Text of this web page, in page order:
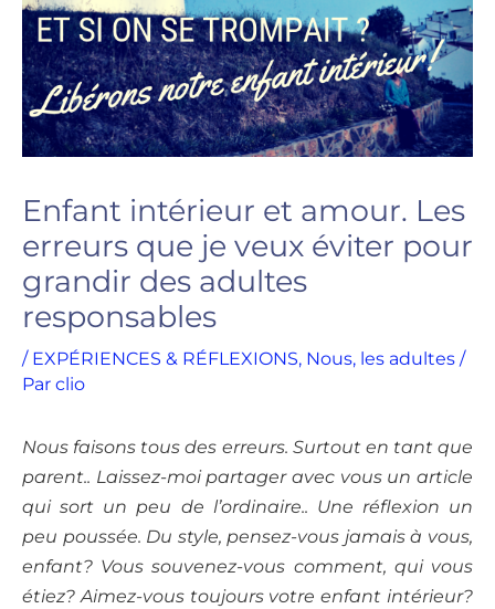
Enfant intérieur et amour. Les
erreurs que je veux éviter pour
grandir des adultes
responsables
/ EXPÉRIENCES & RÉFLEXIONS, Nous, les adultes /
Par clio
Nous faisons tous des erreurs. Surtout en tant que
parent.. Laissez-moi partager avec vous un article
qui sort un peu de l’ordinaire.. Une réflexion un
peu poussée. Du style, pensez-vous jamais à vous,
enfant? Vous souvenez-vous comment, qui vous
étiez? Aimez-vous toujours votre enfant intérieur?